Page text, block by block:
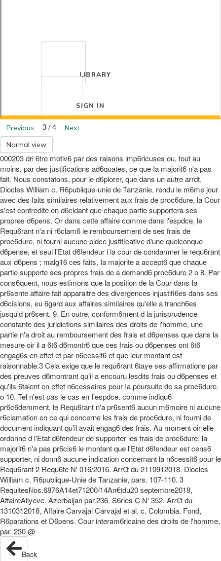
LIBRARY
SIGN IN
Previous 3 / 4
Next
Normal view
000203 drl 6tre motiv6 par des raisons imp6ricuses ou, tout au
moins, par des justifications ad6quates, ce que Ia majorit6 n'a pas
fait. Nous constatons, pour le d6plorer, que dans un autre arrdt,
Diocles William c. R6publique-unie de Tanzanie, rendu le m6me jour
avec des faits similaires relativement aux frais de proc6dure, la Cour
s'est contredite en d6cidant que chaque partie supportera ses
propres d6pens. Or dans cette affaire comme dans l'espdce, le
Requ6rant n'a ni r6clam6 le remboursement de ses frais de
proc6dure, ni fourni aucune pidce justificative d'une quelconque
d6pense, et seul l'Etat d6fendeur i la cour de condamner le requ6rant
aux d6pens ; malg16 ces faits, Ia majorite a accept6 que chaque
partie supporte ses propres frais de a demand6 proc6dure.2 o 8. Par
cons6quent, nous estimons que la position de la Cour dans Ia
pr6sente affaire fait apparaitre des divergences injustifi6es dans ses
d6cisions, eu 6gard aux affaires similaires qu'elle a tranch6es
jusqu'd pr6sent. 9. En outre, conform6ment d la jurisprudence
constante des juridictions similaires des droits de l'homme, une
partie n'a droit au remboursement des frais et d6penses que dans la
mesure oir il a 6t6 d6montr6 que ces frais ou d6penses ont 6t6
engag6s en effet et par n6cessit6 et que leur montant est
raisonnable.3 Cela exige que le requ6rant 6taye ses affirmations par
des preuves d6montrant qu'il a encouru lesdits frais ou d6penses et
qu'ils 6taient en effet n6cessaires pour Ia poursuite de sa proc6dure.
o 10. Tel n'est pas le cas en I'espdce. comme indiqu6
pr6c6demment, le Requ6rant n'a pr6sent6 aucun m6moire ni aucune
r6clamation en ce qui concerne les frais de proc6dure, ni fourni de
document indiquant qu'il avait engag6 des frais. Au moment oir elle
ordonne d l'Etat d6fendeur de supporter les frais de proc6dure, la
majorit6 n'a pas pr6cis6 le montant que l'Etat d6fendeur est cens6
supporter, ni donn6 aucune indication concernant la n6cessit6 pour le
Requ6rant 2 Requ6te N' 016/2016. Arr€t du 2110912018. Diocles
William c. R6publique-Unie de Tanzanie, pars. 107-110. 3
Requitesl\los.6876A14et71200/14An€tdu20 septembre2018,
AffaireAliyevc. Azerbaijan par.236. S6ries C N' 352. Arr€t du
1310312018, Affaire Carvajal Carvajal et al. c. Colombia. Fond,
R6parations et D6pens. Cour interam6ricaine des droits de l'homme,
par. 230 @
Back